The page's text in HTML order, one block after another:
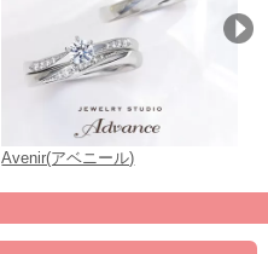
Avenir(アベニール)